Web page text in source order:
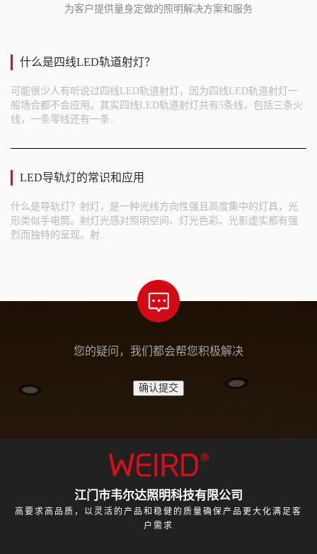
为客户提供量身定做的照明解决方案和服务
什么是四线LED轨道射灯？
可能很少人有听说过四线LED轨道射灯，因为四线LED轨道射灯一
般场合都不会应用。其实四线LED轨道射灯共有5条线，包括三条火
线，一条零线还有一条..
LED导轨灯的常识和应用
什么是导轨灯？射灯，是一种光线方向性强且高度集中的灯具，光
形类似手电筒。射灯光感对照明空间、灯光色彩、光影虚实都有强
烈而独特的呈现。射..
您的疑问，我们都会帮您积极解决
江门市韦尔达照明科技有限公司
高要求高品质，以灵活的产品和稳健的质量确保产品更大化满足客
户需求